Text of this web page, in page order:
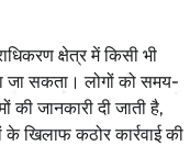
क्षेत्र में किसी भी
जा सकता। लोगों को समय-
जानकारी दी जाती है,
खिलाफ कठोर कार्रवाई की